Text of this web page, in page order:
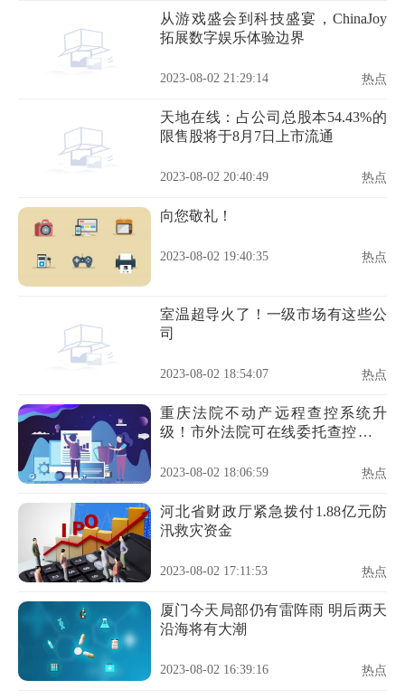
从游戏盛会到科技盛宴，ChinaJoy
拓展数字娱乐体验边界
2023-08-02 21:29:14 热点
天地在线：占公司总股本54.43%的
限售股将于8月7日上市流通
2023-08-02 20:40:49 热点
向您敬礼！
2023-08-02 19:40:35 热点
室温超导火了！一级市场有这些公
司
2023-08-02 18:54:07 热点
重庆法院不动产远程查控系统升
级！市外法院可在线委托查控重庆
2023-08-02 18:06:59 热点
河北省财政厅紧急拨付1.88亿元防
汛救灾资金
2023-08-02 17:11:53 热点
厦门今天局部仍有雷阵雨 明后两天
沿海将有大潮
2023-08-02 16:39:16 热点